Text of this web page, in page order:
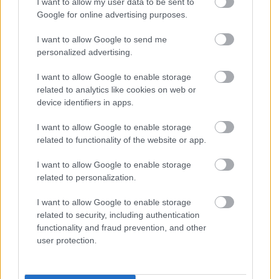
Google for online advertising purposes.
I want to allow Google to send me
personalized advertising.
I want to allow Google to enable storage
related to analytics like cookies on web or
device identifiers in apps.
I want to allow Google to enable storage
related to functionality of the website or app.
I want to allow Google to enable storage
related to personalization.
I want to allow Google to enable storage
related to security, including authentication
functionality and fraud prevention, and other
user protection.
17 éve
@Félkupica_Fehér_Főnök
Akkor született mindkét nagyapám.:) Egyébként
Wittner Mária külön ezügyben írt egy levelet a '80-as
években még meggyőződéses antikommunistának
tűnő Demszkynek, kíváncsi leszek, hogy válaszol-e rá
Mj
17 éve
Meggyőzni csak azt lehet, aki hajlandó rá.;-)
Pártfanatikusoknál és ideológiai rabszolgáknál ez
gyakorlatilag lehetetlen - ezt egy pszichológiai
Én sem téríteni, inkább röhögni meg normálisabb